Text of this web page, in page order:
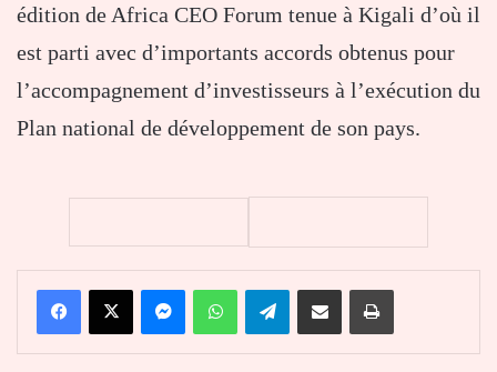
édition de Africa CEO Forum tenue à Kigali d’où il
est parti avec d’importants accords obtenus pour
l’accompagnement d’investisseurs à l’exécution du
Plan national de développement de son pays.
FacebookX MessengerWhatsAppTelegramPartager par email Imprimer